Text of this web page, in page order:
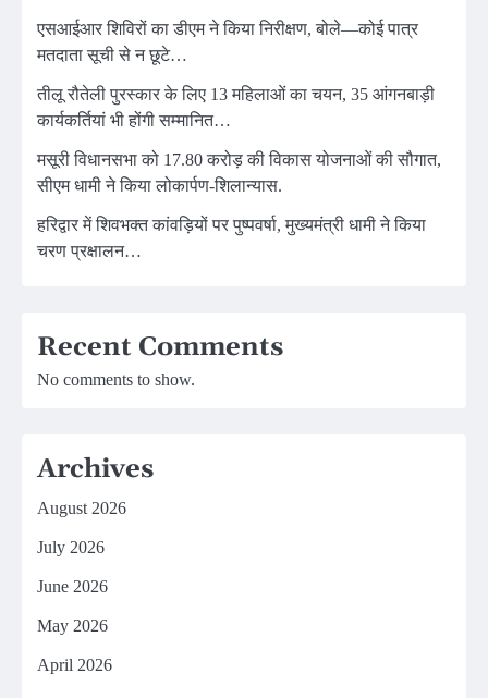
एसआईआर शिविरों का डीएम ने किया निरीक्षण, बोले—कोई पात्र
मतदाता सूची से न छूटे…
तीलू रौतेली पुरस्कार के लिए 13 महिलाओं का चयन, 35 आंगनबाड़ी
कार्यकर्तियां भी होंगी सम्मानित…
मसूरी विधानसभा को 17.80 करोड़ की विकास योजनाओं की सौगात,
सीएम धामी ने किया लोकार्पण-शिलान्यास.
हरिद्वार में शिवभक्त कांवड़ियों पर पुष्पवर्षा, मुख्यमंत्री धामी ने किया
चरण प्रक्षालन…
Recent Comments
No comments to show.
Archives
August 2026
July 2026
June 2026
May 2026
April 2026